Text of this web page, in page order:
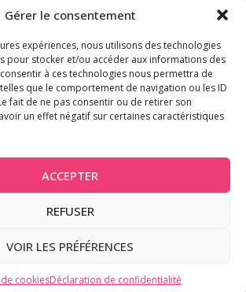
Gérer le consentement
expériences, nous utilisons des technologies
pour stocker et/ou accéder aux informations des
à ces technologies nous permettra de
que le comportement de navigation ou les ID
fait de ne pas consentir ou de retirer son
un effet négatif sur certaines caractéristiques
ACCEPTER
REFUSER
VOIR LES PRÉFÉRENCES
cookiesDéclaration de confidentialité
(UE)
@2026 - Tous droits réservés
BACK TO TOP